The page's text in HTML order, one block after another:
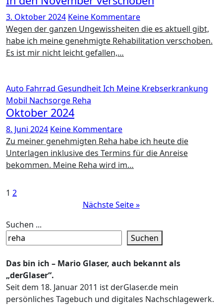
3. Oktober 2024 Keine Kommentare
Wegen der ganzen Ungewissheiten die es aktuell gibt,
habe ich meine genehmigte Rehabilitation verschoben.
Es ist mir nicht leicht gefallen,…
Auto Fahrrad GesundheitIch Meine Krebserkrankung
Mobil Nachsorge Reha
Oktober 2024
8. Juni 2024 Keine Kommentare
Zu meiner genehmigten Reha habe ich heute die
Unterlagen inklusive des Termins für die Anreise
bekommen. Meine Reha wird im…
Seitennummerierung
Beiträge
1 2
Nächste Seite »
Suchen ...
Suchen
Das bin ich – Mario Glaser, auch bekannt als
„derGlaser“.
Seit dem 18. Januar 2011 ist derGlaser.de mein
persönliches Tagebuch und digitales Nachschlagewerk.